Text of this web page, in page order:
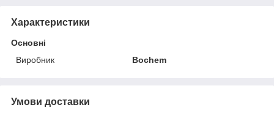
Характеристики
Основні
Виробник
Bochem
Умови доставки